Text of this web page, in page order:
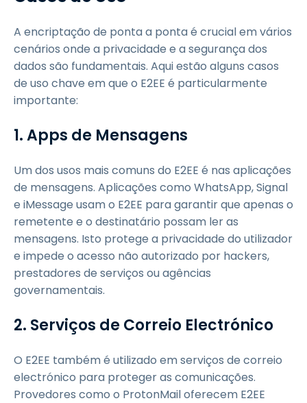
A encriptação de ponta a ponta é crucial em vários
cenários onde a privacidade e a segurança dos
dados são fundamentais. Aqui estão alguns casos
de uso chave em que o E2EE é particularmente
importante:
1. Apps de Mensagens
Um dos usos mais comuns do E2EE é nas aplicações
de mensagens. Aplicações como WhatsApp, Signal
e iMessage usam o E2EE para garantir que apenas o
remetente e o destinatário possam ler as
mensagens. Isto protege a privacidade do utilizador
e impede o acesso não autorizado por hackers,
prestadores de serviços ou agências
governamentais.
2. Serviços de Correio Electrónico
O E2EE também é utilizado em serviços de correio
electrónico para proteger as comunicações.
Provedores como o ProtonMail oferecem E2EE